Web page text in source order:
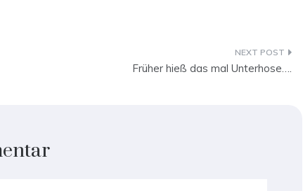
Früher hieß das mal Unterhose….